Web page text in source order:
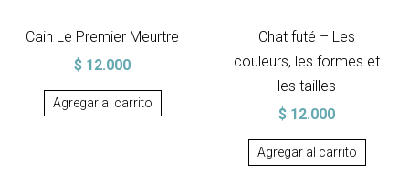
Cain Le Premier Meurtre
$ 12.000
Agregar al carrito
Chat futé – Les
couleurs, les formes et
les tailles
$ 12.000
Agregar al carrito